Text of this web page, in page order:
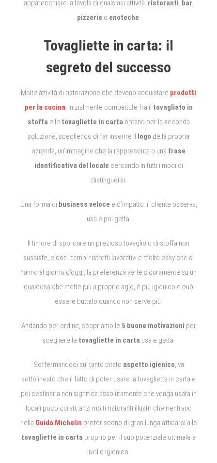
apparecchiare la tavola di qualsiasi attività: ristoranti bar
pizzerie o enoteche
Tovagliette in carta: il
segreto del successo
Molte attività di ristorazione che devono acquistare prodotti
per la cucina , inizialmente combattute fra il tovagliato in
stoffa e le tovagliette in carta optano per la seconda
soluzione, scegliendo di far inserire il logo della propria
azienda, un’immagine che la rappresenta o una frase
identificativa del locale cercando in tutti i modi di
distinguersi.
Una forma di business veloce e d’impatto: il cliente osserva,
usa e poi getta.
Il timore di sporcare un prezioso tovagliolo di stoffa non
sussiste, e con i tempi ristretti lavorativi e molto easy che si
hanno al giorno d’oggi, la preferenza verte sicuramente su un
qualcosa che mette più a proprio agio, è più igienico e può
essere buttato quando non serve più.
Andando per ordine, scopriamo le 5 buone motivazioni per
scegliere le tovagliette in carta usa e getta.
Soffermandoci sul tanto citato aspetto igienico , va
sottolineato che il fatto di poter usare la tovaglietta in carta e
poi cestinarla non significa assolutamente che venga usata in
locali poco curati, anzi molti ristoranti illustri che rientrano
nella Guida Michelin preferiscono di gran lunga affidarsi alle
tovagliette in carta proprio per il suo potenziale ottimale a
livello igienico.